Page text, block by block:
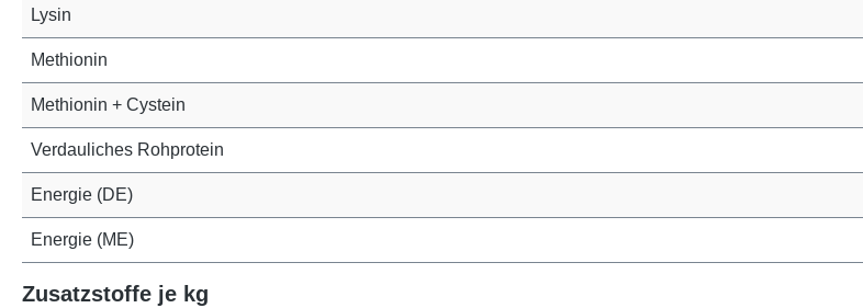
Lysin
Methionin
Methionin + Cystein
Verdauliches Rohprotein
Energie (DE)
Energie (ME)
Zusatzstoffe je kg